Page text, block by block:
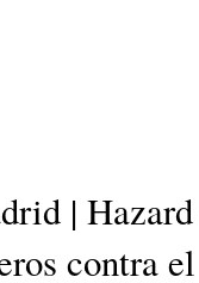
|
contra